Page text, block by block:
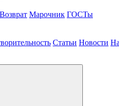
Возврат Марочник ГОСТы
Статьи Новости